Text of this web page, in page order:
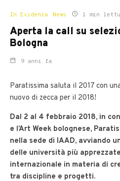
In Evidenza News 1 min
Aperta la call su
Bologna
9 anni fa
Paratissima saluta il 2017 con
nuovo di zecca per il 2018!
Dal 2 al 4 febbraio 2018, in
e l’Art Week bolognese,
nella sede di IAAD, avviando
delle università più
internazionale in materia di
tra discipline e progetti.